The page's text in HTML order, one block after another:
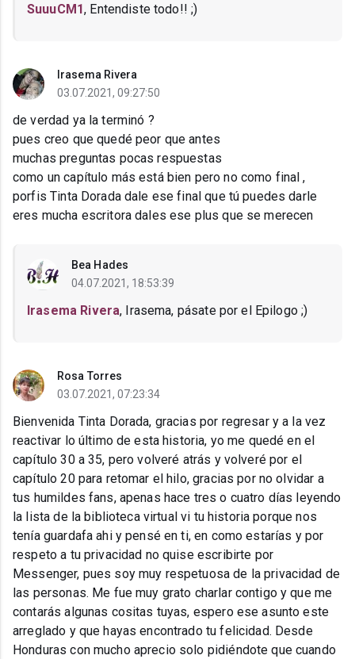
SuuuCM1, Entendiste todo!! ;)
Irasema Rivera
03.07.2021, 09:27:50
de verdad ya la terminó ?
pues creo que quedé peor que antes
muchas preguntas pocas respuestas
como un capítulo más está bien pero no como final ,
porfis Tinta Dorada dale ese final que tú puedes darle
eres mucha escritora dales ese plus que se merecen
Bea Hades
04.07.2021, 18:53:39
Irasema Rivera, Irasema, pásate por el Epilogo ;)
Rosa Torres
03.07.2021, 07:23:34
Bienvenida Tinta Dorada, gracias por regresar y a la vez
reactivar lo último de esta historia, yo me quedé en el
capítulo 30 a 35, pero volveré atrás y volveré por el
capítulo 20 para retomar el hilo, gracias por no olvidar a
tus humildes fans, apenas hace tres o cuatro días leyendo
la lista de la biblioteca virtual vi tu historia porque nos
tenía guardafa ahi y pensé en ti, en como estarías y por
respeto a tu privacidad no quise escribirte por
Messenger, pues soy muy respetuosa de la privacidad de
las personas. Me fue muy grato charlar contigo y que me
contarás algunas cositas tuyas, espero ese asunto este
arreglado y que hayas encontrado tu felicidad. Desde
Honduras con mucho aprecio solo pidiéndote que cuando